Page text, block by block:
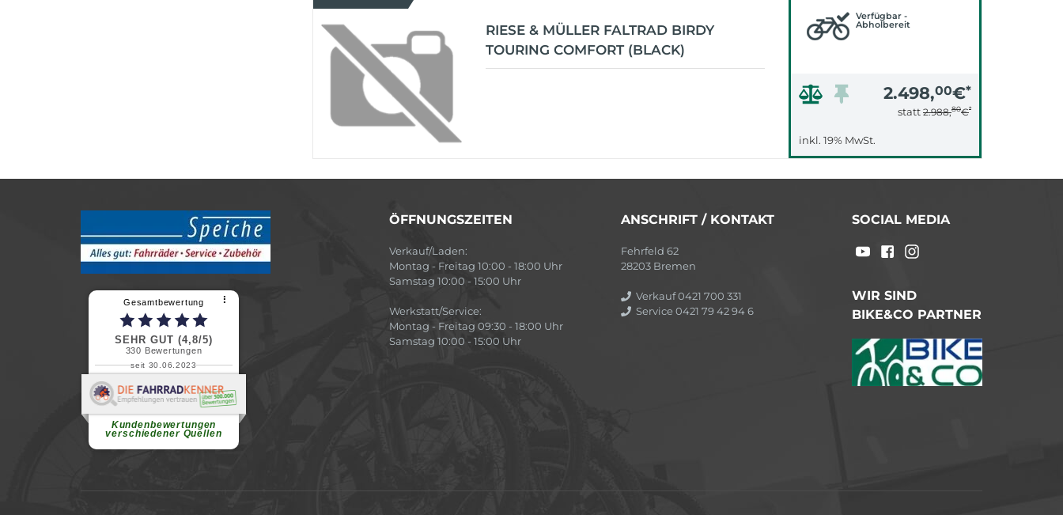
RIESE & MÜLLER FALTRAD BIRDY
TOURING COMFORT (BLACK)
Verfügbar -
Abholbereit
2.498,00€*
statt 2.988,80€*
inkl. 19% MwSt.
Gesamtbewertung ⠇
SEHR GUT (4,8/5)
330 Bewertungen
seit 30.06.2023
Kundenbewertungen
verschiedener Quellen
Renate H.
Vielen Dank für ein herzliches
ÖFFNUNGSZEITEN
Verkauf/Laden:
Montag - Freitag 10:00 - 18:00 Uhr
Samstag 10:00 - 15:00 Uhr
Werkstatt/Service:
Montag - Freitag 09:30 - 18:00 Uhr
Samstag 10:00 - 15:00 Uhr
ANSCHRIFT / KONTAKT
Fehrfeld 62
28203 Bremen
Verkauf 0421 700 331
Service 0421 79 42 94 6
SOCIAL MEDIA
WIR SIND
BIKE&CO PARTNER